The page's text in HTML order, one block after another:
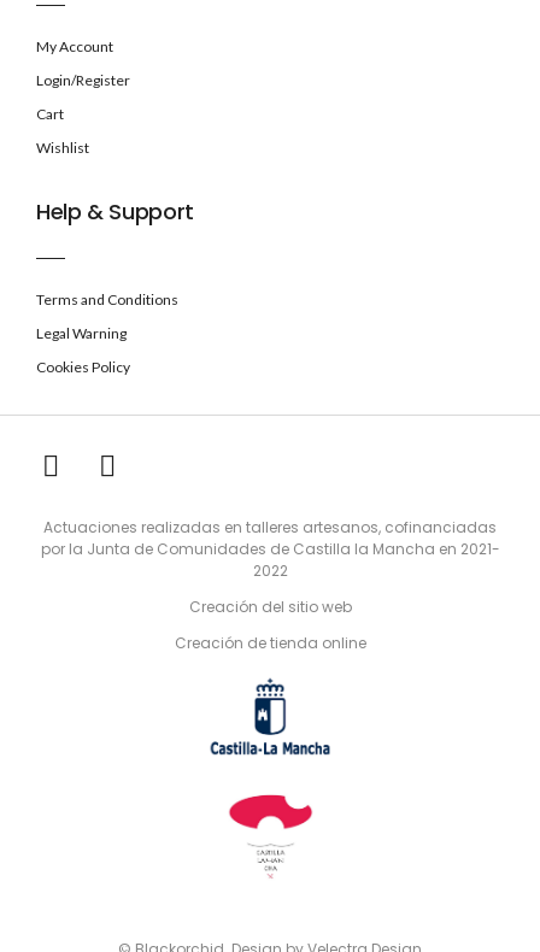
My Account
Login/Register
Cart
Wishlist
Help & Support
Terms and Conditions
Legal Warning
Cookies Policy
Actuaciones realizadas en talleres artesanos, cofinanciadas
por la Junta de Comunidades de Castilla la Mancha en 2021-
2022
Creación del sitio web
Creación de tienda online